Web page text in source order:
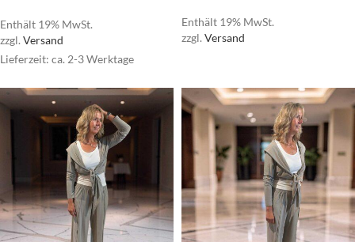
Enthält 19% MwSt.
zzgl. Versand
Lieferzeit: ca. 2-3 Werktage
Enthält 19% MwSt.
zzgl. Versand